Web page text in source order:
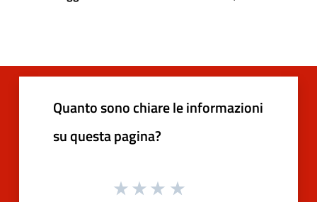
Quanto sono chiare le informazioni
su questa pagina?